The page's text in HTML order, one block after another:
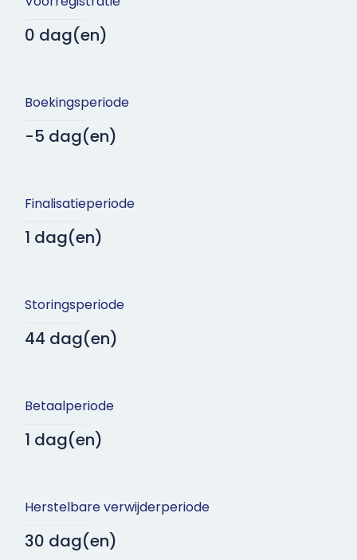
0 dag(en)
Boekingsperiode
-5 dag(en)
Finalisatieperiode
1 dag(en)
Storingsperiode
44 dag(en)
Betaalperiode
1 dag(en)
Herstelbare verwijderperiode
30 dag(en)